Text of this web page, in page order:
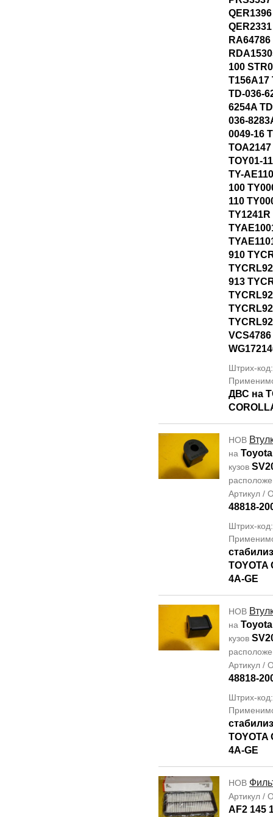
100
T156A17
TD-036-
6254A
036-
0049-16
TOY01-
TY-
100
110
TY1241R
910
913
Штрих-
ДВС на
НОВ
на
кузов
Артикул /
48818-
Штрих-
TOYOTA
4A-GE
НОВ
на
кузов
Артикул /
48818-
Штрих-
TOYOTA
4A-GE
НОВ
Артикул /
AF2 145